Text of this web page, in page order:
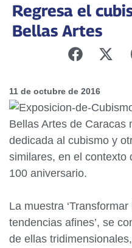
Regresa el
Bellas Artes
11 de octubre de 2016
Bellas Artes de Caracas
dedicada al cubismo y
similares, en el contexto
100 aniversario.
La muestra
tendencias afines’, se
de ellas